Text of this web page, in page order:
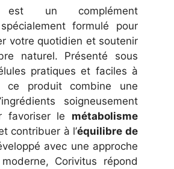
un complément
formulé pour
votre quotidien et soutenir
naturel. Présenté sous
pratiques et faciles à
ce produit combine une
soigneusement
favoriser le métabolisme
contribuer à l’équilibre de
avec une approche
Corivitus répond